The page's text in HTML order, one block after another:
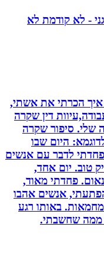
קודמת לא
הכרתי את אשתי,
דין שקרה
סיפור שקרה
היום שבו
לדבר עם אנשים
יום אחד,
פחדתי מאוד,
אנשים אהבו
באותו רגע
שחשבתי.